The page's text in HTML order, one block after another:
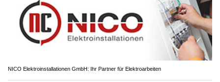
NICO Elektroinstallationen GmbH: Ihr Partner für Elektroarbeiten